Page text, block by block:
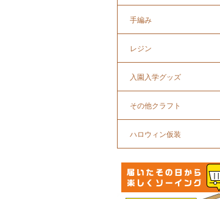
手編み
レジン
入園入学グッズ
その他クラフト
ハロウィン仮装